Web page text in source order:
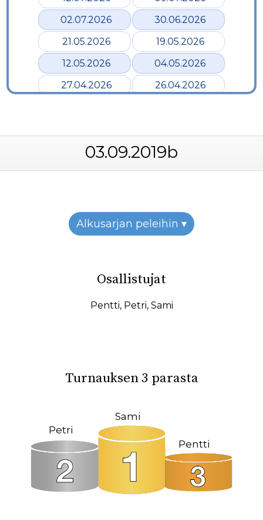
02.07.2026
30.06.2026
21.05.2026
19.05.2026
12.05.2026
04.05.2026
27.04.2026
26.04.2026
28.03.2026
24.03.2026
19.03.2026
12.03.2026
26.02.2026
24.02.2026
22.02.2026
19.02.2026
31.01.2026
27.01.2026
19.01.2026
17.01.2026
27.09.2025
22.09.2025
19.09.2025
11.09.2025
09.09.2025
31.08.2025
03.09.2019b
Alkusarjan peleihin ▾
Osallistujat
Pentti, Petri, Sami
Turnauksen 3 parasta
Sami
Petri
Pentti